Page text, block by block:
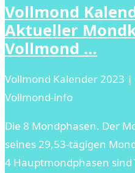
Vollmond
Aktueller
Vollmond …
Vollmond Kalender 2023
Vollmond-info
Die 8 Mondphasen. Der
seines 29,53-tägigen
4 Hauptmondphasen